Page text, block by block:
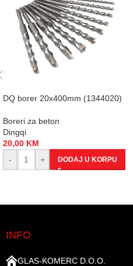
DQ borer 20x400mm (1344020)
Boreri za beton
Dingqi
20,00 KM
-
+ DODAJ U KORPU
INFO
GLAS-KOMERC D.O.O.